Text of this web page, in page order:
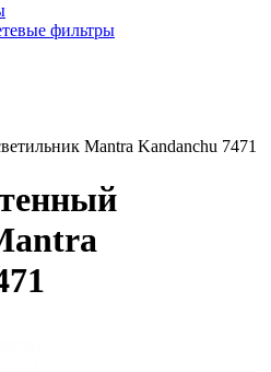
фильтры
Mantra Kandanchu 7471